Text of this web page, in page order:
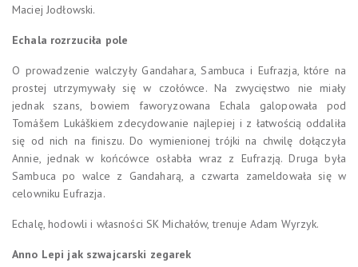
Maciej Jodłowski.
Echala rozrzuciła pole
O prowadzenie walczyły Gandahara, Sambuca i Eufrazja, które na
prostej utrzymywały się w czołówce. Na zwycięstwo nie miały
jednak szans, bowiem faworyzowana Echala galopowała pod
Tomášem Lukáškiem zdecydowanie najlepiej i z łatwością oddaliła
się od nich na finiszu. Do wymienionej trójki na chwilę dołączyła
Annie, jednak w końcówce osłabła wraz z Eufrazją. Druga była
Sambuca po walce z Gandaharą, a czwarta zameldowała się w
celowniku Eufrazja.
Echalę, hodowli i własności SK Michałów, trenuje Adam Wyrzyk.
Anno Lepi jak szwajcarski zegarek